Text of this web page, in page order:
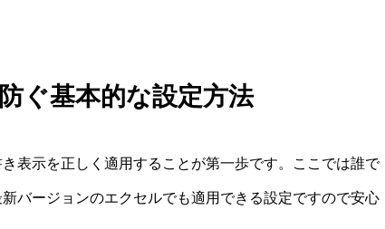
ぐ基本的な設定方法
表示を正しく適用することが第一歩です。ここでは誰で
バージョンのエクセルでも適用できる設定ですので安心